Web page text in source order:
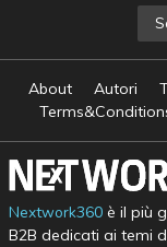
About Autori
Nextwork360è il più
B2B dedicati ai temi